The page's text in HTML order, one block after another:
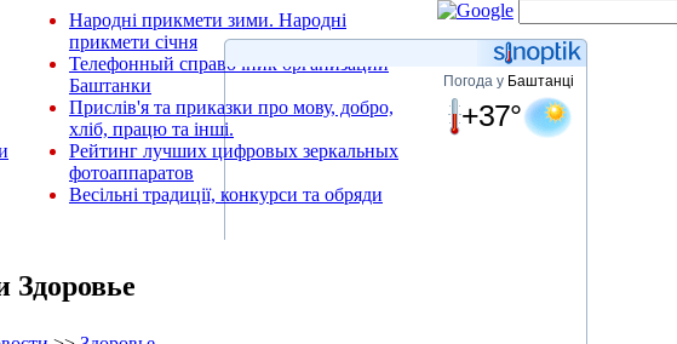
Народні прикмети зими. Народні
прикмети січня
Телефонный справочник организаций
Баштанки
Прислів'я та приказки про мову, добро,
хліб, працю та інші.
Рейтинг лучших цифровых зеркальных
фотоаппаратов
Весільні традиції, конкурси та обряди
Здоровье
Погода у Баштанці
+37°